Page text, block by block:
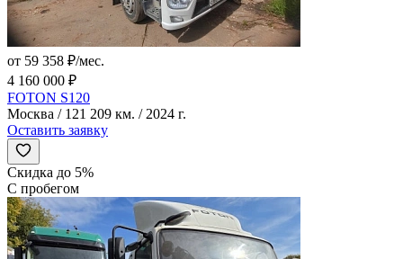
от 59 358 ₽/мес.
4 160 000 ₽
FOTON S120
Москва / 121 209 км. / 2024 г.
Оставить заявку
Скидка до 5%
С пробегом